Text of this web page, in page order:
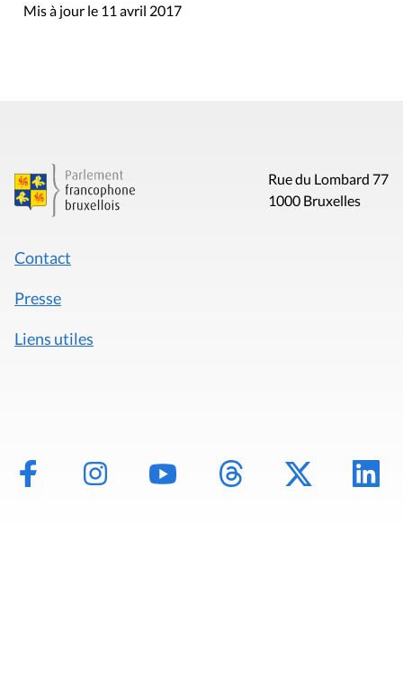
Mis à jour le 11 avril 2017
Rue du Lombard 77
1000 Bruxelles
Contact
Presse
Liens utiles